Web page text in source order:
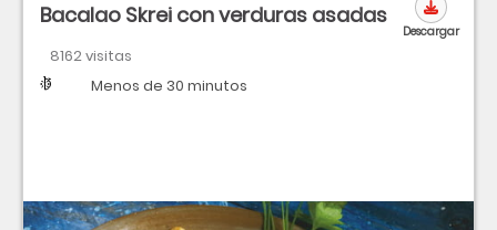
Bacalao Skrei con verduras asadas
8162 visitas
Dificultad
Tiempo Menos de 30 minutos
Descargar